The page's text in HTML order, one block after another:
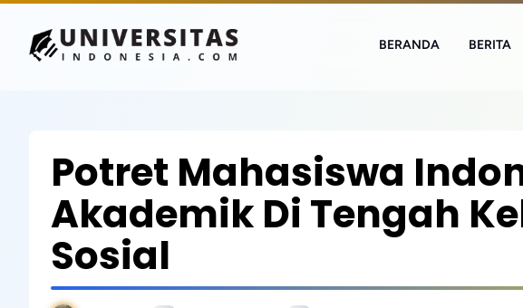
BERANDA BERITA
Potret Mahasiswa
Akademik Di Tengah
Sosial